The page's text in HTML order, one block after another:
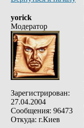
yorick
Модератор
Зарегистрирован:
27.04.2004
Сообщения: 96473
Откуда: г.Киев